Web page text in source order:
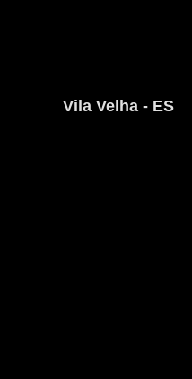
Vila Velha - ES